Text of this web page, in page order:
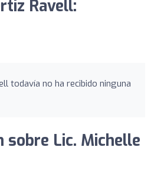
Ravell:
todavía no ha recibido ninguna
sobre Lic. Michelle